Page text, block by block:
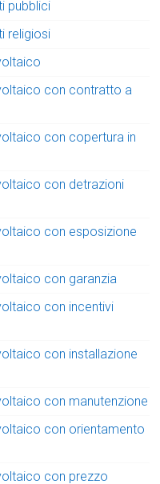
pubblici
religiosi
con contratto a
con copertura in
con detrazioni
con esposizione
con garanzia
con incentivi
con installazione
con manutenzione
con orientamento
con prezzo